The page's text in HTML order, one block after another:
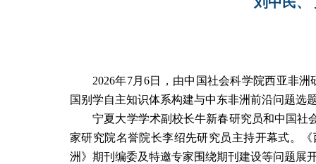
2026年7月6日，由中国社会科学院西亚非
国别学自主知识体系构建与中东非洲前沿问题选
宁夏大学学术副校长牛新春研究员和中国社
家研究院名誉院长李绍先研究员主持开幕式。
洲》期刊编委及特邀专家围绕期刊建设等问题展